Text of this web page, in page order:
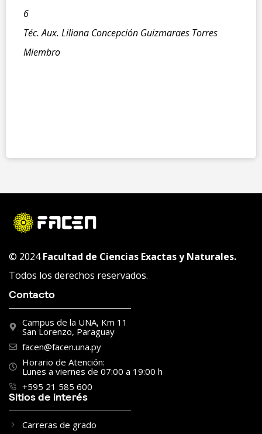
6
Téc. Aux. Liliana Concepción Guizmaraes Torres
Miembro
© 2024Facultad de Ciencias Exactas y Naturales.
Todos los derechos reservados.
Contacto
Campus de la UNA, Km 11
San Lorenzo, Paraguay
facen@facen.una.py
Horario de Atención:
Lunes a viernes de 07:00 a 19:00 h
+595 21 585 600
Sitios de interés
Carreras de grado